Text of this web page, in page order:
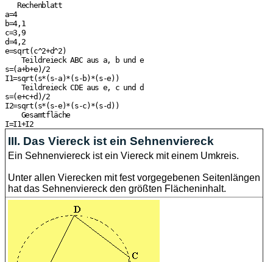
   Rechenblatt
a=4
b=4,1
c=3,9
d=4,2
e=sqrt(c^2+d^2)
    Teildreieck ABC aus a, b und e
s=(a+b+e)/2
I1=sqrt(s*(s-a)*(s-b)*(s-e))
    Teildreieck CDE aus e, c und d
s=(e+c+d)/2
I2=sqrt(s*(s-e)*(s-c)*(s-d))
    Gesamtfläche
I=I1+I2
III. Das Viereck ist ein Sehnenviereck
Ein Sehnenviereck ist ein Viereck mit einem Umkreis.
Unter allen Vierecken mit fest vorgegebenen Seitenlängen
hat das Sehnenviereck den größten Flächeninhalt.